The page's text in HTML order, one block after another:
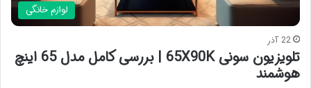
لوازم خانگی
22 آذر
تلویزیون سونی 65X90K | بررسی کامل مدل 65 اینچ
هوشمند